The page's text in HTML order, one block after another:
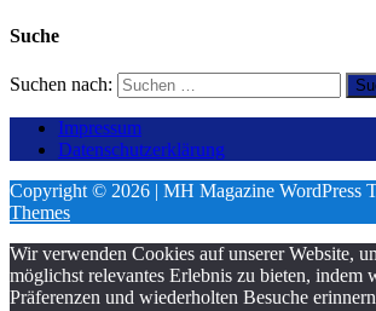
Suche
Suchen nach:
Impressum
Datenschutzerklärung
Copyright © 2026 | MH Magazine WordPress
Themes
Wir verwenden Cookies auf unserer Website,
möglichst relevantes Erlebnis zu bieten, indem
Präferenzen und wiederholten Besuche